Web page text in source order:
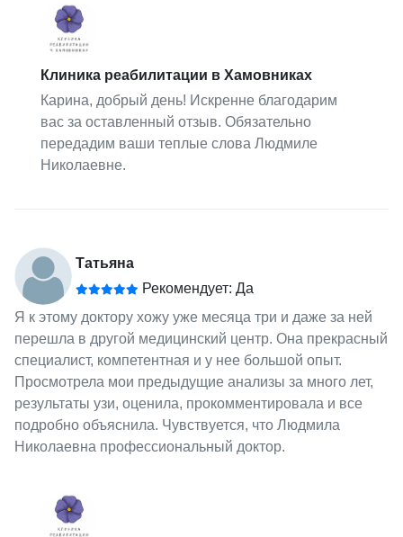
Клиника реабилитации в Хамовниках
Карина, добрый день! Искренне благодарим
вас за оставленный отзыв. Обязательно
передадим ваши теплые слова Людмиле
Николаевне.
Татьяна
Рекомендует: Да
Я к этому доктору хожу уже месяца три и даже за ней
перешла в другой медицинский центр. Она прекрасный
специалист, компетентная и у нее большой опыт.
Просмотрела мои предыдущие анализы за много лет,
результаты узи, оценила, прокомментировала и все
подробно объяснила. Чувствуется, что Людмила
Николаевна профессиональный доктор.